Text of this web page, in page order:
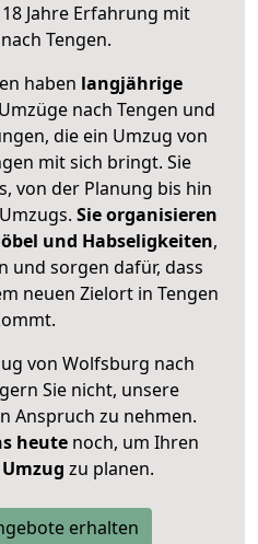
Jahre Erfahrung mit
Tengen.
haben langjährige
nach Tengen und
die ein Umzug von
mit sich bringt. Sie
von der Planung bis hin
Sie organisieren
und Habseligkeiten,
und sorgen dafür, dass
neuen Zielort in Tengen
von Wolfsburg nach
Sie nicht, unsere
Anspruch zu nehmen.
heutenoch, um Ihren
zu planen.
erhalten